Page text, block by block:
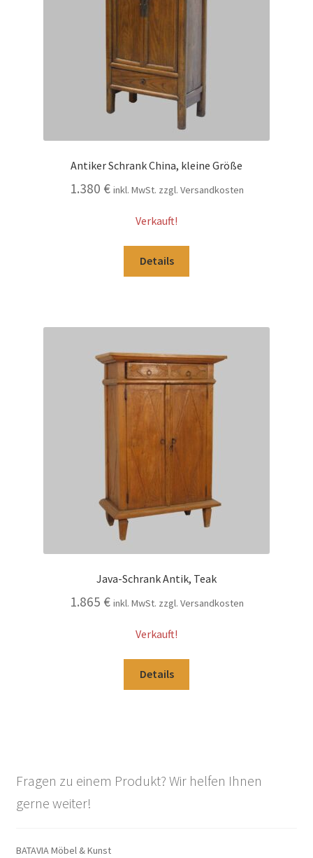
Antiker Schrank China, kleine Größe
1.380 € inkl. MwSt. zzgl. Versandkosten
Verkauft!
Details
Java-Schrank Antik, Teak
1.865 € inkl. MwSt. zzgl. Versandkosten
Verkauft!
Details
Fragen zu einem Produkt? Wir helfen Ihnen
gerne weiter!
BATAVIA Möbel & Kunst